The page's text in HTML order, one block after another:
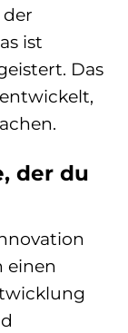
ist
Das
der du
einen